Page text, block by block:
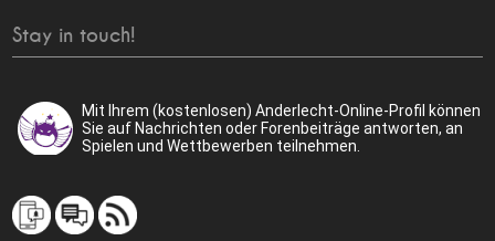
Stay in touch!
Mit Ihrem (kostenlosen) Anderlecht-Online-Profil können
Sie auf Nachrichten oder Forenbeiträge antworten, an
Spielen und Wettbewerben teilnehmen.